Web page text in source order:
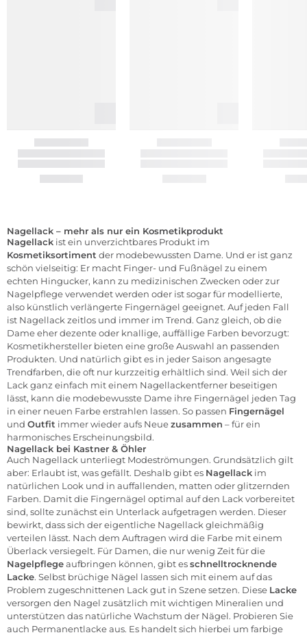
Nagellack – mehr als nur ein Kosmetikprodukt
Nagellack ist ein unverzichtbares Produkt im
Kosmetiksortiment der modebewussten Dame. Und er ist ganz
schön vielseitig: Er macht Finger- und Fußnägel zu einem
echten Hingucker, kann zu medizinischen Zwecken oder zur
Nagelpflege verwendet werden oder ist sogar für modellierte,
also künstlich verlängerte Fingernägel geeignet. Auf jeden Fall
ist Nagellack zeitlos und immer im Trend. Ganz gleich, ob die
Dame eher dezente oder knallige, auffällige Farben bevorzugt:
Kosmetikhersteller bieten eine große Auswahl an passenden
Produkten. Und natürlich gibt es in jeder Saison angesagte
Trendfarben, die oft nur kurzzeitig erhältlich sind. Weil sich der
Lack ganz einfach mit einem Nagellackentferner beseitigen
lässt, kann die modebewusste Dame ihre Fingernägel jeden Tag
in einer neuen Farbe erstrahlen lassen. So passen Fingernägel
und Outfit immer wieder aufs Neuezusammen – für ein
harmonisches Erscheinungsbild.
Nagellack bei Kastner & Öhler
Auch Nagellack unterliegt Modeströmungen. Grundsätzlich gilt
aber: Erlaubt ist, was gefällt. Deshalb gibt es Nagellack im
natürlichen Look und in auffallenden, matten oder glitzernden
Farben. Damit die Fingernägel optimal auf den Lack vorbereitet
sind, sollte zunächst ein Unterlack aufgetragen werden. Dieser
bewirkt, dass sich der eigentliche Nagellack gleichmäßig
verteilen lässt. Nach dem Auftragen wird die Farbe mit einem
Überlack versiegelt. Für Damen, die nur wenig Zeit für die
Nagelpflegeaufbringen können, gibt esschnelltrocknende
Lacke. Selbst brüchige Nägel lassen sich mit einem auf das
Problem zugeschnittenen Lack gut in Szene setzen. Diese Lacke
versorgen den Nagel zusätzlich mit wichtigen Mineralien und
unterstützen das natürliche Wachstum der Nägel. Probieren Sie
auch Permanentlacke aus. Es handelt sich hierbei um farbige